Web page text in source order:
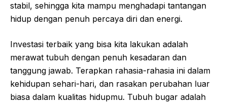
stabil, sehingga kita mampu menghadapi tantangan
hidup dengan penuh percaya diri dan energi.
Investasi terbaik yang bisa kita lakukan adalah
merawat tubuh dengan penuh kesadaran dan
tanggung jawab. Terapkan rahasia-rahasia ini dalam
kehidupan sehari-hari, dan rasakan perubahan luar
biasa dalam kualitas hidupmu. Tubuh bugar adalah